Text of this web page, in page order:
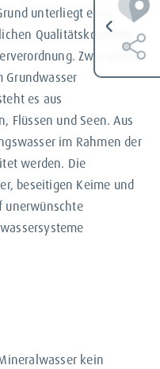
unterliegt es in
Qualitätskontrolle
Zwei Drittel
Grundwasser
es aus
Flüssen und Seen. Aus
im Rahmen der
werden. Die
beseitigen Keime und
unerwünschte
kein